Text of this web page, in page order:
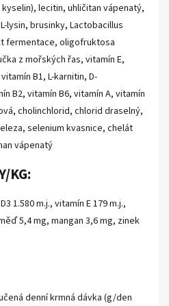
lecitin, uhličitan vápenatý,
lysin, brusinky, Lactobacillus
fermentace, oligofruktosa
z mořských řas, vitamín E,
B1, L-karnitin, D-
B2, vitamín B6, vitamín A, vitamín
cholinchlorid, chlorid draselný,
selenium kvasnice, chelát
vápenatý
KG:
1.580 m.j., vitamín E 179 m.j.,
5,4 mg, mangan 3,6 mg, zinek
denní krmná dávka (g/den